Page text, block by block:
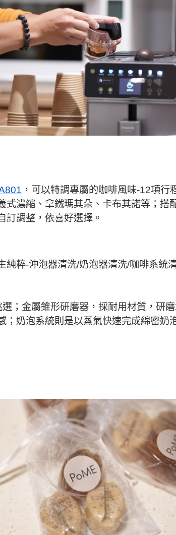
，可以特調專屬的咖啡風味-12項行
濃縮、拿鐵瑪其朵、卡布其諾等；搭
訂調整，依喜好選擇。
粹-沖泡器清洗/奶泡器清洗/咖啡系統
；金屬錐形研磨器，採耐用材質，研
奶泡系統則是以蒸氣快速完成綿密奶